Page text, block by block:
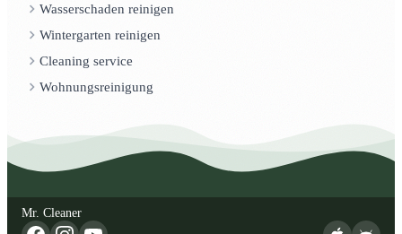
Wasserschaden reinigen
Wintergarten reinigen
Cleaning service
Wohnungsreinigung
Mr. Cleaner